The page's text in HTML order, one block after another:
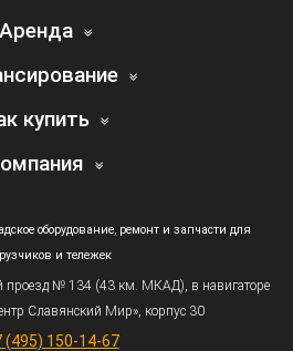
Аренда
купить
оборудование, ремонт и запчасти для
и тележек
проезд № 134 (43км. МКАД), в навигаторе
Славянский Мир», корпус 30
(495) 150-14-67